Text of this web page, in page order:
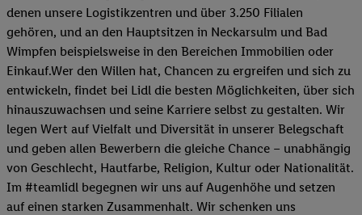
denen unsere Logistikzentren und über 3.250 Filialen
gehören, und an den Hauptsitzen in Neckarsulm und Bad
Wimpfen beispielsweise in den Bereichen Immobilien oder
Einkauf.Wer den Willen hat, Chancen zu ergreifen und sich zu
entwickeln, findet bei Lidl die besten Möglichkeiten, über sich
hinauszuwachsen und seine Karriere selbst zu gestalten. Wir
legen Wert auf Vielfalt und Diversität in unserer Belegschaft
und geben allen Bewerbern die gleiche Chance – unabhängig
von Geschlecht, Hautfarbe, Religion, Kultur oder Nationalität.
Im #teamlidl begegnen wir uns auf Augenhöhe und setzen
auf einen starken Zusammenhalt. Wir schenken uns